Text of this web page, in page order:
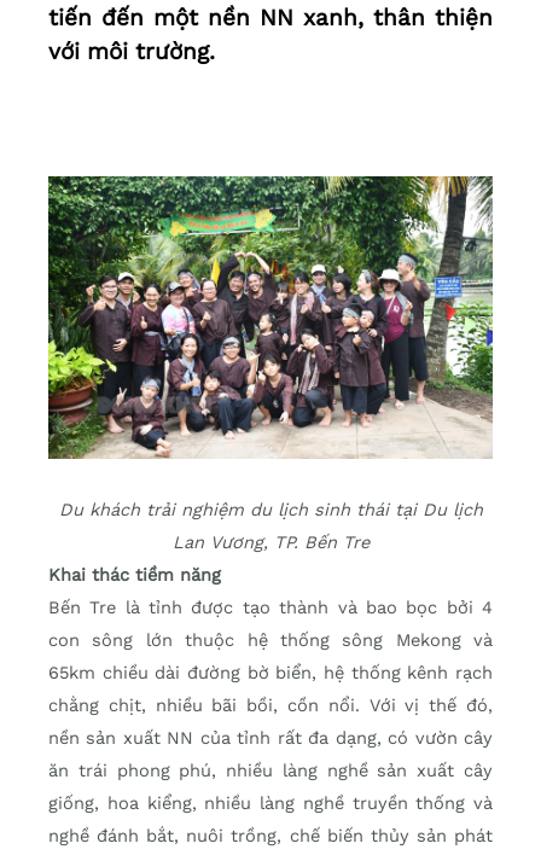
tiến đến một nền NN xanh, thân thiện
với môi trường.
Du khách trải nghiệm du lịch sinh thái tại Du lịch
Lan Vương, TP. Bến Tre
Khai thác tiềm năng
Bến Tre là tỉnh được tạo thành và bao bọc bởi 4
con sông lớn thuộc hệ thống sông Mekong và
65km chiều dài đường bờ biển, hệ thống kênh rạch
chằng chịt, nhiều bãi bồi, cồn nổi. Với vị thế đó,
nền sản xuất NN của tỉnh rất đa dạng, có vườn cây
ăn trái phong phú, nhiều làng nghề sản xuất cây
giống, hoa kiểng, nhiều làng nghề truyền thống và
nghề đánh bắt, nuôi trồng, chế biến thủy sản phát